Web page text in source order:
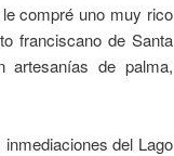
compré uno muy rico
franciscano de Santa
artesanías de palma,
del Lago